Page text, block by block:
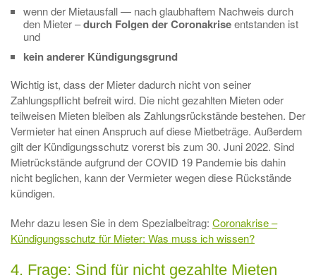
wenn der Mietausfall — nach glaubhaftem Nachweis durch
den Mieter –durch Folgen der Coronakriseentstanden ist
und
kein anderer Kündigungsgrund
Wichtig ist, dass der Mieter dadurch nicht von seiner
Zahlungspflicht befreit wird. Die nicht gezahlten Mieten oder
teilweisen Mieten bleiben als Zahlungsrückstände bestehen. Der
Vermieter hat einen Anspruch auf diese Mietbeträge. Außerdem
gilt der Kündigungsschutz vorerst bis zum 30. Juni 2022. Sind
Mietrückstände aufgrund der COVID 19 Pandemie bis dahin
nicht beglichen, kann der Vermieter wegen diese Rückstände
kündigen.
Mehr dazu lesen Sie in dem Spezialbeitrag: Coronakrise –
Kündigungsschutz für Mieter: Was muss ich wissen?
4. Frage: Sind für nicht gezahlte Mieten